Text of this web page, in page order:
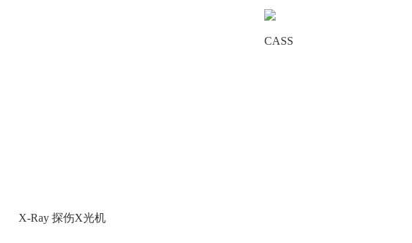
CASS
X-Ray 探伤X光机